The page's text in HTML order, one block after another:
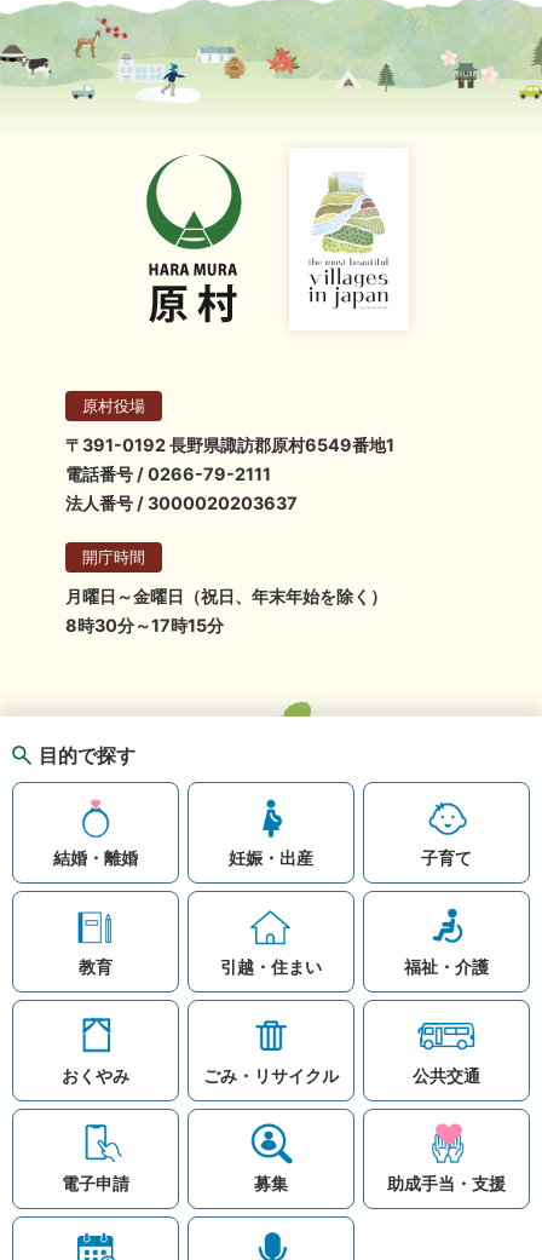
知りたい情報を検索
注目ワード
目的で探す
結婚・離婚 妊娠・出産 子育て
教育 引越・住まい 福祉・介護
おくやみ ごみ・リサイクル 公共交通
電子申請 募集 助成手当・支援
原村役場
〒391-0192 長野県諏訪郡原村6549番地1
電話番号 / 0266-79-2111
法人番号 / 3000020203637
開庁時間
月曜日～金曜日（祝日、年末年始を除く）
8時30分～17時15分
お問い合わせ
リンク集
このホームページ
著作権と免責事項につ
プライバシーポリシー